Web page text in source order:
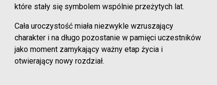
które stały się symbolem wspólnie przeżytych lat.
Cała uroczystość miała niezwykle wzruszający
charakter i na długo pozostanie w pamięci uczestników
jako moment zamykający ważny etap życia i
otwierający nowy rozdział.